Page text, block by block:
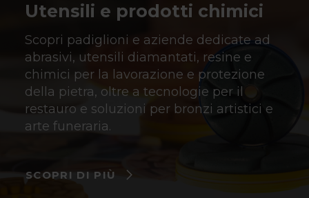
Utensili e prodotti chimici
Scopri padiglioni e aziende dedicate ad
abrasivi, utensili diamantati, resine e
chimici per la lavorazione e protezione
della pietra, oltre a tecnologie per il
restauro e soluzioni per bronzi artistici e
arte funeraria.
SCOPRI DI PIÙ